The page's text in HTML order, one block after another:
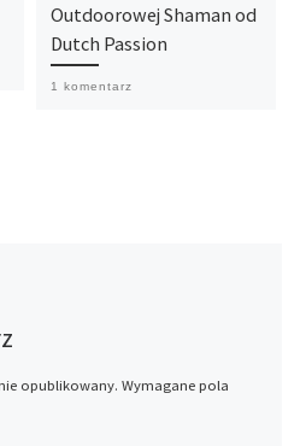
Outdoorowej Shaman od
Dutch Passion
1 komentarz
opublikowany. Wymagane pola